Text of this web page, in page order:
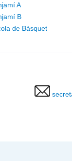
A
B
de Bàsquet